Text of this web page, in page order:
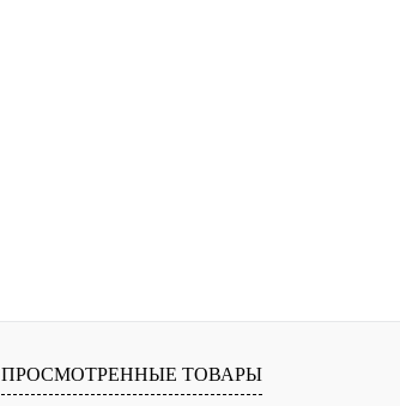
ПРОСМОТРЕННЫЕ ТОВАРЫ